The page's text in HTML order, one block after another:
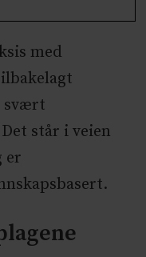
med
svært
står i veien
er